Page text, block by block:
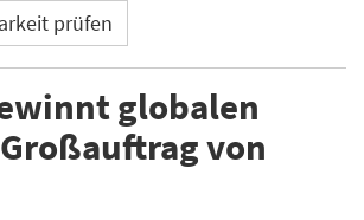
prüfen
globalen
von